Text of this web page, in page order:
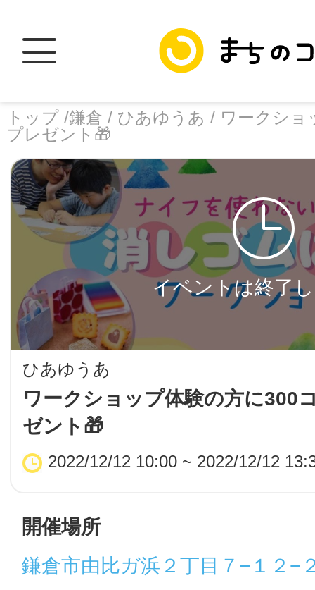
トップ /鎌倉 / ひあゆうあ / ワークショ
プレゼント🎁
イベントは終了
ひあゆうあ
ワークショップ体験の方に300
ゼント🎁
2022/12/12 10:00 ~ 2022/12/12
facebook
X
LINE
開催場所
鎌倉市由比ガ浜２丁目７−１２−
加盟スポットに
地域に導入を